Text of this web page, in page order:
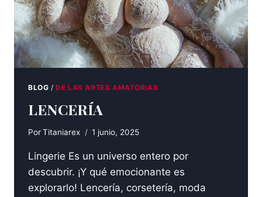
BLOG /DE LAS ARTES AMATORIAS
LENCERÍA
PorTitaniarex 1 junio, 2025
Lingerie Es un universo entero por
descubrir. ¡Y qué emocionante es
explorarlo! Lencería, corsetería, moda